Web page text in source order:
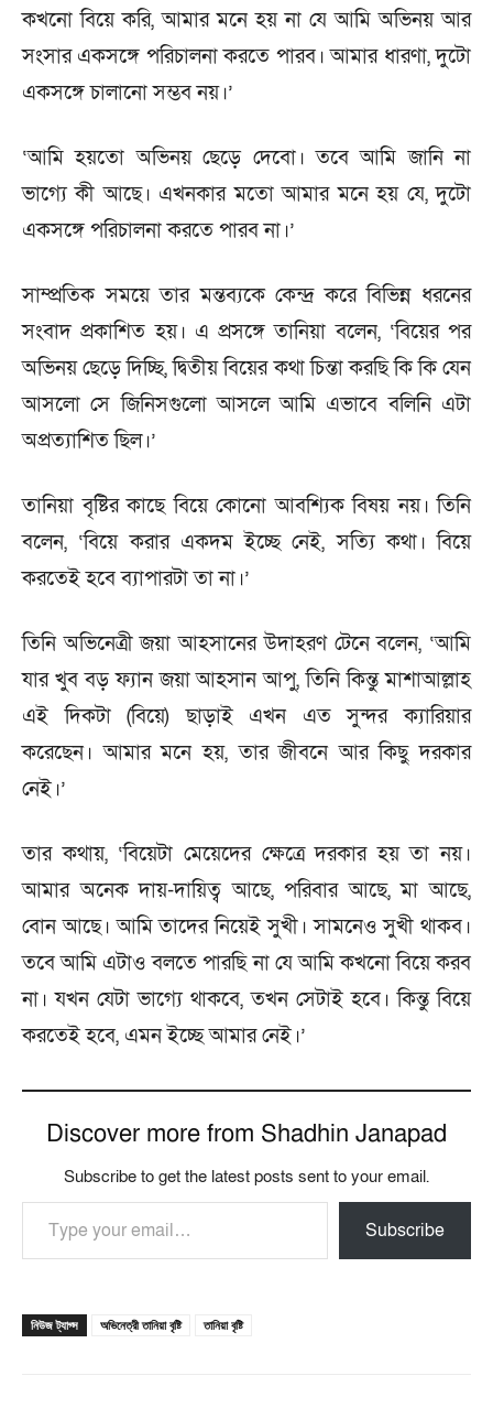
কখনো বিয়ে করি, আমার মনে হয় না যে আমি অভিনয় আর
সংসার একসঙ্গে পরিচালনা করতে পারব। আমার ধারণা, দুটো
একসঙ্গে চালানো সম্ভব নয়।’
‘আমি হয়তো অভিনয় ছেড়ে দেবো। তবে আমি জানি না
ভাগ্যে কী আছে। এখনকার মতো আমার মনে হয় যে, দুটো
একসঙ্গে পরিচালনা করতে পারব না।’
সাম্প্রতিক সময়ে তার মন্তব্যকে কেন্দ্র করে বিভিন্ন ধরনের
সংবাদ প্রকাশিত হয়। এ প্রসঙ্গে তানিয়া বলেন, ‘বিয়ের পর
অভিনয় ছেড়ে দিচ্ছি, দ্বিতীয় বিয়ের কথা চিন্তা করছি কি কি যেন
আসলো সে জিনিসগুলো আসলে আমি এভাবে বলিনি এটা
অপ্রত্যাশিত ছিল।’
তানিয়া বৃষ্টির কাছে বিয়ে কোনো আবশ্যিক বিষয় নয়। তিনি
বলেন, ‘বিয়ে করার একদম ইচ্ছে নেই, সত্যি কথা। বিয়ে
করতেই হবে ব্যাপারটা তা না।’
তিনি অভিনেত্রী জয়া আহসানের উদাহরণ টেনে বলেন, ‘আমি
যার খুব বড় ফ্যান জয়া আহসান আপু, তিনি কিন্তু মাশাআল্লাহ
এই দিকটা (বিয়ে) ছাড়াই এখন এত সুন্দর ক্যারিয়ার
করেছেন। আমার মনে হয়, তার জীবনে আর কিছু দরকার
নেই।’
তার কথায়, ‘বিয়েটা মেয়েদের ক্ষেত্রে দরকার হয় তা নয়।
আমার অনেক দায়-দায়িত্ব আছে, পরিবার আছে, মা আছে,
বোন আছে। আমি তাদের নিয়েই সুখী। সামনেও সুখী থাকব।
তবে আমি এটাও বলতে পারছি না যে আমি কখনো বিয়ে করব
না। যখন যেটা ভাগ্যে থাকবে, তখন সেটাই হবে। কিন্তু বিয়ে
করতেই হবে, এমন ইচ্ছে আমার নেই।’
Discover more from Shadhin Janapad
Subscribe to get the latest posts sent to your email.
Type your email…
Subscribe
নিউজ ট্যাগ্স অভিনেত্রী তানিয়া বৃষ্টি তানিয়া বৃষ্টি